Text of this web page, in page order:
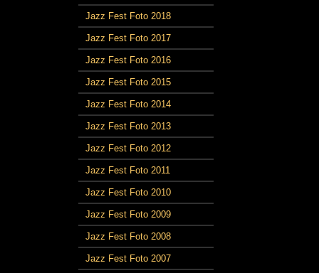
Jazz Fest Foto 2018
Jazz Fest Foto 2017
Jazz Fest Foto 2016
Jazz Fest Foto 2015
Jazz Fest Foto 2014
Jazz Fest Foto 2013
Jazz Fest Foto 2012
Jazz Fest Foto 2011
Jazz Fest Foto 2010
Jazz Fest Foto 2009
Jazz Fest Foto 2008
Jazz Fest Foto 2007